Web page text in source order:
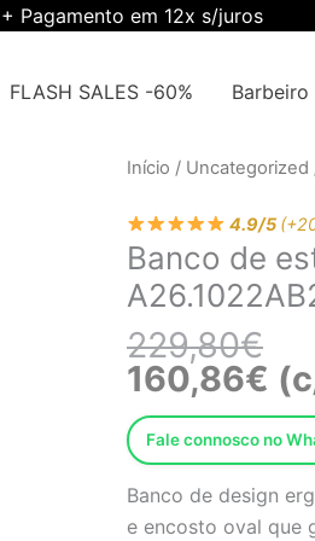
Pagamento em 12x s/juros
FLASH SALES -60% Barbeiro
Início / Uncategorized
4.9/5
Banco de
229,80€
O
era:
O
é:
160,86€
Fale connosco no
Banco de design
e encosto oval que
Quantidade
Banco
de
esteticista
Ewwk-
A26.1022AB2